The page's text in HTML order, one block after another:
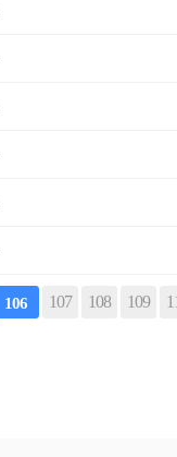
106 107 108 109